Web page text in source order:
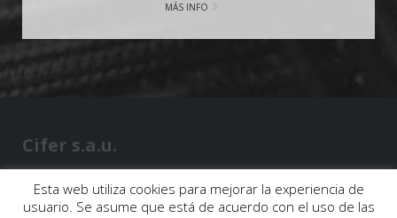
MÁS INFO
Cifer s.a.u.
Barrio Boroa S/N
48340 Amorebieta
(BIZKAIA)
Esta web utiliza cookies para mejorar la experiencia de
usuario. Se asume que está de acuerdo con el uso de las